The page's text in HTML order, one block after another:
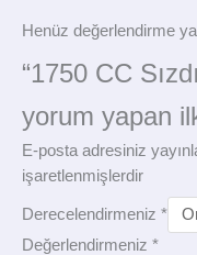
Henüz değerlendirme
“1750 CC
yorum yapan
E-posta adresiniz
işaretlenmişlerdir
Derecelendirmeniz *
Değerlendirmeniz *